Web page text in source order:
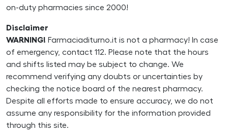
on-duty pharmacies since 2000!
Disclaimer
WARNING! Farmaciaditurno.it is not a pharmacy! In case
of emergency, contact 112. Please note that the hours
and shifts listed may be subject to change. We
recommend verifying any doubts or uncertainties by
checking the notice board of the nearest pharmacy.
Despite all efforts made to ensure accuracy, we do not
assume any responsibility for the information provided
through this site.